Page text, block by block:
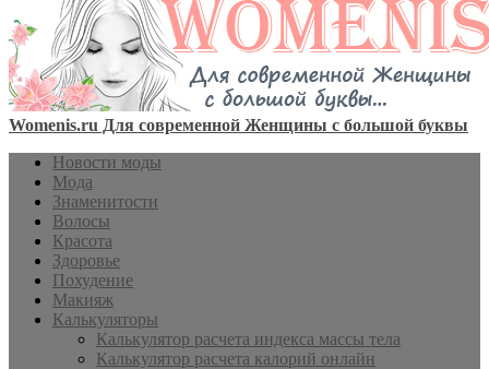
Womenis.ru Для современной Женщины с большой буквы
Новости моды
Мода
Знаменитости
Волосы
Красота
Здоровье
Похудение
Макияж
Калькуляторы
Калькулятор расчета индекса массы тела
Калькулятор расчета калорий онлайн